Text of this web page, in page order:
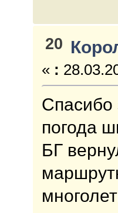
20
« :
Спасибо
погода
БГ